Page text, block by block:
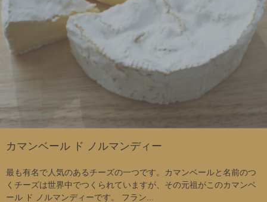
カマンベール ド ノルマンディー
最も有名で人気のあるチーズの一つです。カマンベールと名前のつ
くチーズは世界中でつくられていますが、その元祖がこのカマンベ
ール ド ノルマンディーです。 フラン...